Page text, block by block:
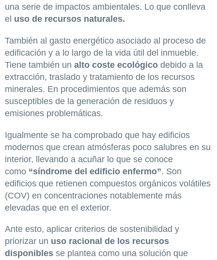
una serie de impactos ambientales. Lo que conlleva
el uso de recursos naturales.
También al gasto energético asociado al proceso de
edificación y a lo largo de la vida útil del inmueble.
Tiene también un alto coste ecológico debido a la
extracción, traslado y tratamiento de los recursos
minerales. En procedimientos que además son
susceptibles de la generación de residuos y
emisiones problemáticas.
Igualmente se ha comprobado que hay edificios
modernos que crean atmósferas poco salubres en su
interior, llevando a acuñar lo que se conoce
como “síndrome del edificio enfermo”. Son
edificios que retienen compuestos orgánicos volátiles
(COV) en concentraciones notablemente más
elevadas que en el exterior.
Ante esto, aplicar criterios de sostenibilidad y
priorizar un uso racional de los recursos
disponibles se plantea como una solución que